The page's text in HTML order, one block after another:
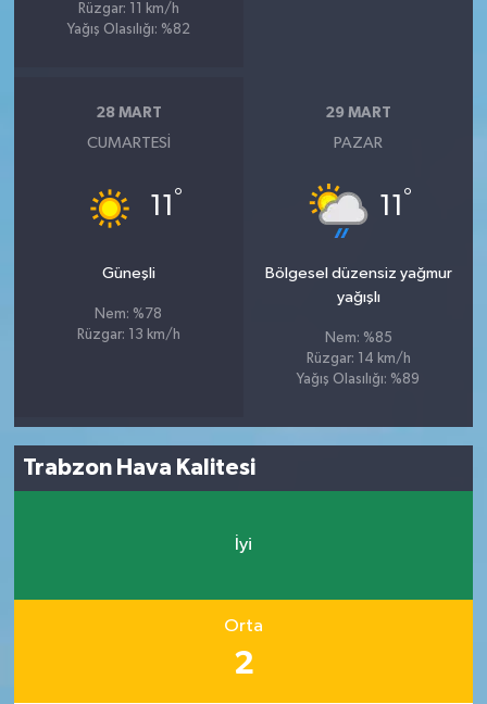
Rüzgar: 11 km/h
Yağış Olasılığı: %82
28 MART
CUMARTESI
11 °
Güneşli
Nem: %78
Rüzgar: 13 km/h
29 MART
PAZAR
11 °
Bölgesel düzensiz yağmur
yağışlı
Nem: %85
Rüzgar: 14 km/h
Yağış Olasılığı: %89
Trabzon Hava Kalitesi
İyi
Orta
2